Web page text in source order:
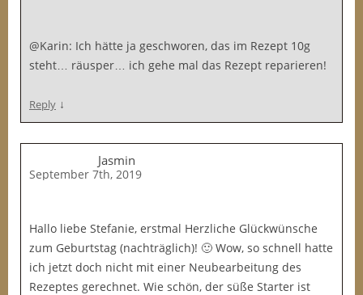
@Karin: Ich hätte ja geschworen, das im Rezept 10g
steht… räusper… ich gehe mal das Rezept reparieren!
Reply ↓
Jasmin
September 7th, 2019
Hallo liebe Stefanie, erstmal Herzliche Glückwünsche
zum Geburtstag (nachträglich)! 🙂 Wow, so schnell hatte
ich jetzt doch nicht mit einer Neubearbeitung des
Rezeptes gerechnet. Wie schön, der süße Starter ist